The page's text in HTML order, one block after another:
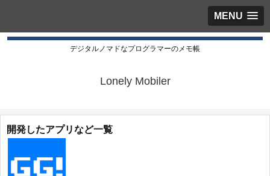
MENU
デジタルノマドなプログラマーのメモ帳
Lonely Mobiler
開発したアプリなど一覧